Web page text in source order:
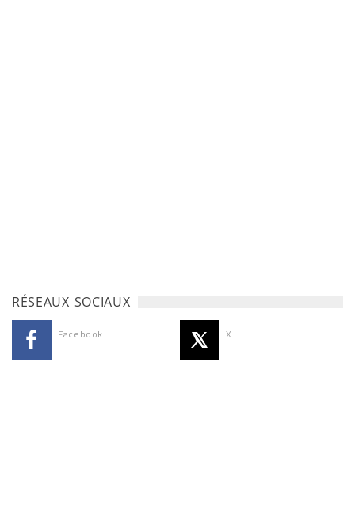
RÉSEAUX SOCIAUX
Facebook X